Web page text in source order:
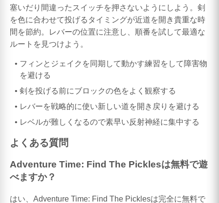
塞いだり間違ったスイッチを押さないようにしよう。剣
を色に合わせて投げるタイミングが近道を開き貴重な時
間を節約。レバーの位置に注意し、順番を試して最適な
ルートを見つけよう。
フィンとジェイクを同期して動かす練習をして障害物
を避ける
剣を投げる前にブロックの色をよく観察する
レバーを戦略的に使い新しい道を開き戻りを避ける
レベルが難しくなるので素早い反射神経に集中する
よくある質問
Adventure Time: Find The Picklesは無料で遊
べますか？
はい、Adventure Time: Find The Picklesは完全に無料で